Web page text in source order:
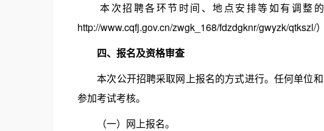
本次招聘各环节时间、地点安排等如有调整的
http://www.cqfj.gov.cn/zwgk_168/fdzdgknr/gwyzk/qtkszl/
四、报名及资格审查
本次公开招聘采取网上报名的方式进行。任何单位
参加考试考核。
（一）网上报名。